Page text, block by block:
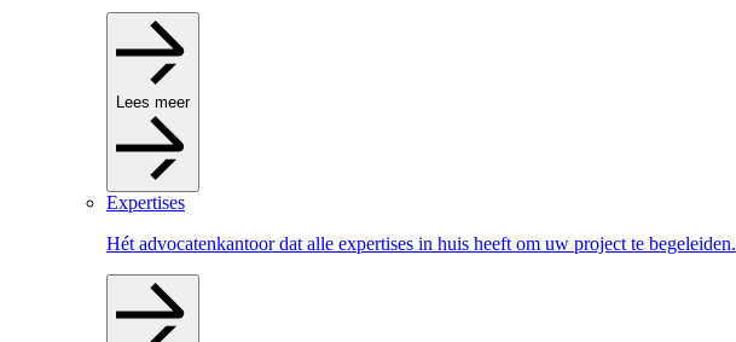
Lees meer
Expertises
Hét advocatenkantoor dat alle expertises in huis heeft om uw project te begeleiden.